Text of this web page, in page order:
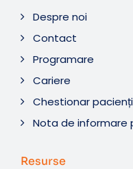
Despre noi
Contact
Programare
Cariere
Chestionar pacienți
Nota de informare
Resurse